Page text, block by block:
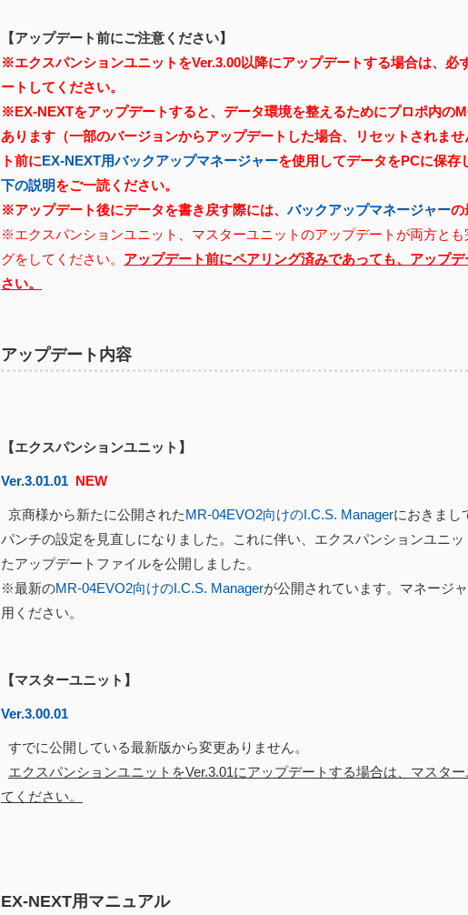
【アップデート前にご注意ください】
※エクスパンションユニットをVer.3.00以降にアップデートする場合は、必
ートしてください。
※EX-NEXTをアップデートすると、データ環境を整えるためにプロポ内の
あります（一部のバージョンからアップデートした場合、リセットされま
ト前にEX-NEXT用バックアップマネージャーを使用してデータをPCに保存
下の説明をご一読ください。
※アップデート後にデータを書き戻す際には、バックアップマネージャーの
※エクスパンションユニット、マスターユニットのアップデートが両方と
グをしてください。 アップデート前にペアリング済みであっても、アップ
さい。
アップデート内容
【エクスパンションユニット】
Ver.3.01.01 NEW
京商様から新たに公開されたMR-04EVO2向けのI.C.S. Managerにおきまし
パンチの設定を見直しになりました。これに伴い、エクスパンションユニ
たアップデートファイルを公開しました。
※最新のMR-04EVO2向けのI.C.S. Managerが公開されています。マネージ
用ください。
【マスターユニット】
Ver.3.00.01
すでに公開している最新版から変更ありません。
エクスパンションユニットをVer.3.01にアップデートする場合は、マスタ
てください。
EX-NEXT用マニュアル